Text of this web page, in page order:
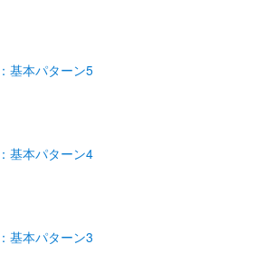
基本パターン5
基本パターン4
基本パターン3